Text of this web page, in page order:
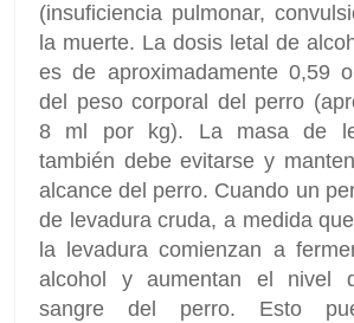
(insuficiencia pulmonar,
la muerte. La dosis letal de
es de aproximadamente 0,59
del peso corporal del perro
8 ml por kg). La masa de
también debe evitarse y
alcance del perro. Cuando un
de levadura cruda, a medida
la levadura comienzan a
alcohol y aumentan el nivel
sangre del perro. Esto